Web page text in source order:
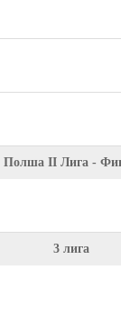
Полша II Лига -
3 лига